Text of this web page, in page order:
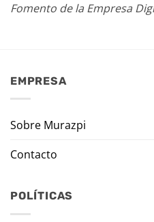
Fomento de la Empresa
EMPRESA
Sobre Murazpi
Contacto
POLÍTICAS